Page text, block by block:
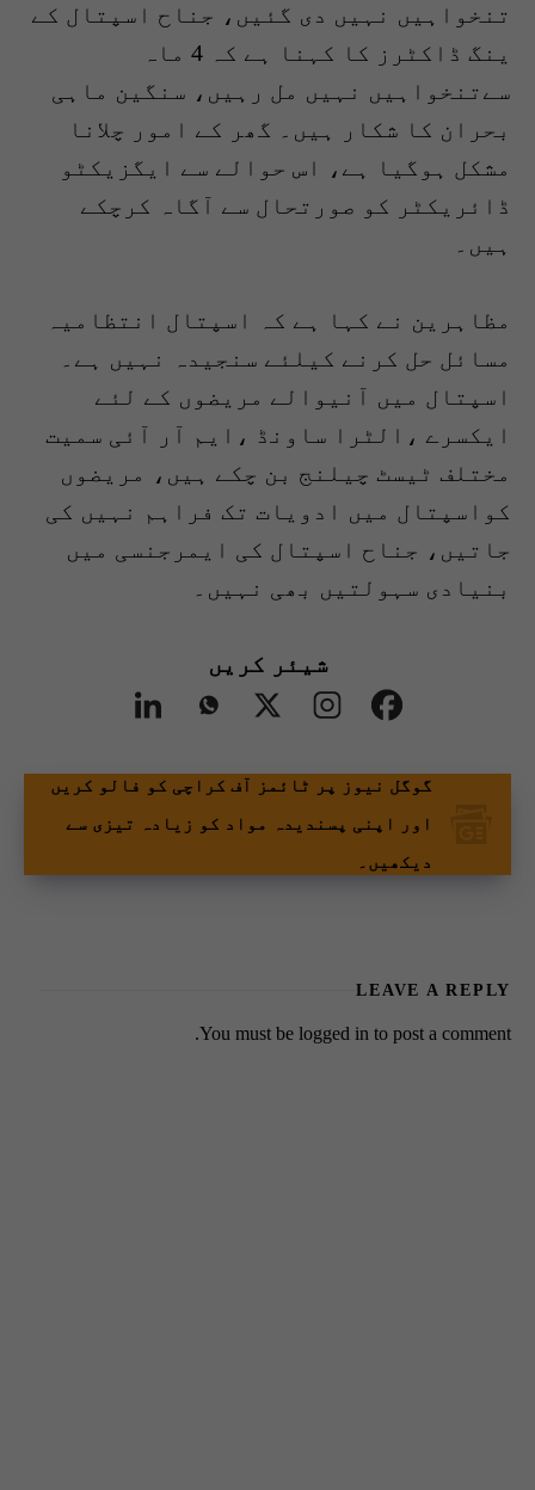
تنخواہیں نہیں دی گئیں، جناح اسپتال کے
ینگ ڈاکٹرز کا کہنا ہے کہ 4 ماہ
سےتنخواہیں نہیں مل رہیں، سنگین ماہی
بحران کا شکار ہیں۔ گھر کے امور چلانا
مشکل ہوگیا ہے، اس حوالے سے ایگزیکٹو
ڈائریکٹر کو صورتحال سے آگاہ کرچکے
ہیں۔
مظاہرین نے کہا ہے کہ اسپتال انتظامیہ
مسائل حل کرنے کیلئے سنجیدہ نہیں ہے۔
اسپتال میں آنیوالے مریضوں کے لئے
ایکسرے ،الٹرا ساونڈ ،ایم آر آئی سمیت
مختلف ٹیسٹ چیلنج بن چکے ہیں، مریضوں
کواسپتال میں ادویات تک فراہم نہیں کی
جاتیں، جناح اسپتال کی ایمرجنسی میں
بنیادی سہولتیں بھی نہیں۔
شیئر کریں
گوگل نیوز پر ٹائمز آف کراچی کو فالو کریں
اور اپنی پسندیدہ مواد کو زیادہ تیزی سے
دیکھیں۔
LEAVE A REPLY
You must be logged in to post a comment.